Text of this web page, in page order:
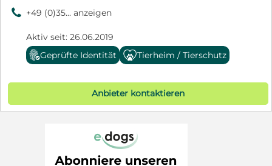
9 +49 (0)35... anzeigen
Aktiv seit: 26.06.2019
Geprüfte Identität
Tierheim / Tierschutz
Anbieter kontaktieren